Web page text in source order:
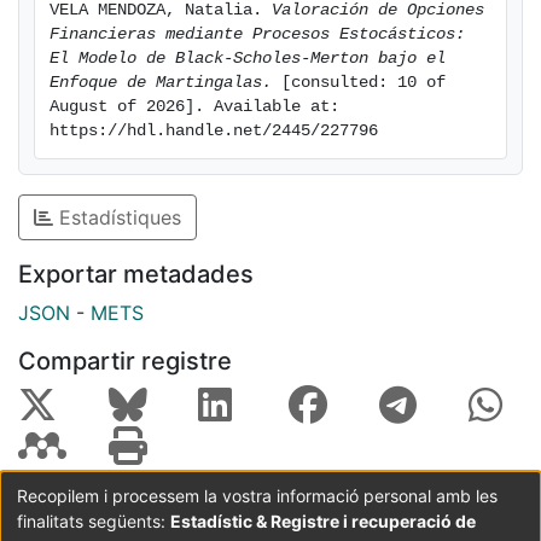
valuation.
The necessary mathematical foundations are
developed, including martingale theory, Itô calculus,
Girsanov’s theorem, and the martingale representation
theorem. We then model an idealized financial market
under the assumptions of the Black-Scholes
framework and apply stochastic tools to derive the
pricing formula for European options. Finally, we
of option prices through the so-called "Greeks."
This work combines advanced tools from probability
understanding of the role that stochastic processes
play in the valuation of derivative instruments.
VELA MENDOZA, Natalia. Valoración de Opciones
Financieras mediante Procesos Estocásticos:
El Modelo de Black-Scholes-Merton bajo el
Enfoque de Martingalas.
[consulted: 10 of
August of 2026]. Available at:
https://hdl.handle.net/2445/227796
Estadístiques
Exportar metadades
JSON - METS
Compartir registre
Coordinació:CRAI UB Avís legal
Metadades
Recopilem i processem la vostra informació personal amb les
finalitats següents: Estadístic & Registre i recuperació de